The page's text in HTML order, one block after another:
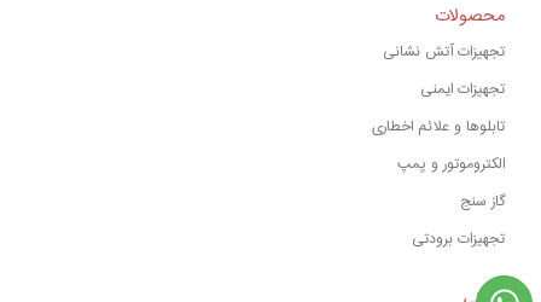
محصولات
تجهیزات آتش نشانی
تجهیزات ایمنی
تابلوها و علائم اخطاری
الکتروموتور و پمپ
گاز سنج
تجهیزات برودتی